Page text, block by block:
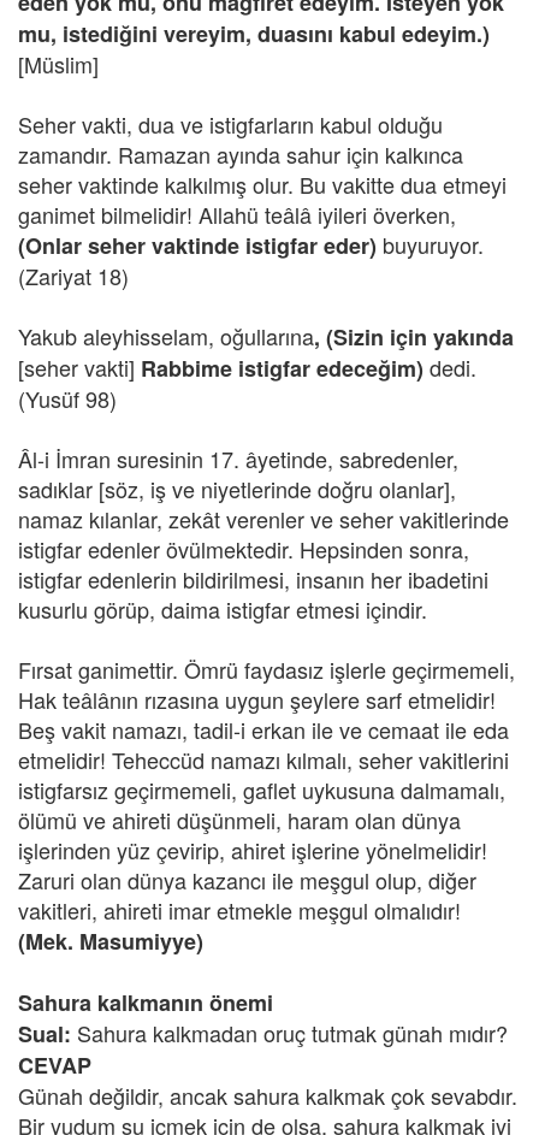
mu, istediğini vereyim, duasını kabul edeyim.)
[Müslim]
Seher vakti, dua ve istigfarların kabul olduğu
zamandır. Ramazan ayında sahur için kalkınca
seher vaktinde kalkılmış olur. Bu vakitte dua etmeyi
ganimet bilmelidir! Allahü teâlâ iyileri överken,
(Onlar seher vaktinde istigfar eder) buyuruyor.
(Zariyat 18)
Yakub aleyhisselam, oğullarına, (Sizin için yakında
[seher vakti] Rabbime istigfar edeceğim) dedi.
(Yusüf 98)
Âl-i İmran suresinin 17. âyetinde, sabredenler,
sadıklar [söz, iş ve niyetlerinde doğru olanlar],
namaz kılanlar, zekât verenler ve seher vakitlerinde
istigfar edenler övülmektedir. Hepsinden sonra,
istigfar edenlerin bildirilmesi, insanın her ibadetini
kusurlu görüp, daima istigfar etmesi içindir.
Fırsat ganimettir. Ömrü faydasız işlerle geçirmemeli,
Hak teâlânın rızasına uygun şeylere sarf etmelidir!
Beş vakit namazı, tadil-i erkan ile ve cemaat ile eda
etmelidir! Teheccüd namazı kılmalı, seher vakitlerini
istigfarsız geçirmemeli, gaflet uykusuna dalmamalı,
ölümü ve ahireti düşünmeli, haram olan dünya
işlerinden yüz çevirip, ahiret işlerine yönelmelidir!
Zaruri olan dünya kazancı ile meşgul olup, diğer
vakitleri, ahireti imar etmekle meşgul olmalıdır!
(Mek. Masumiyye)
Sahura kalkmanın önemi
Sual: Sahura kalkmadan oruç tutmak günah mıdır?
CEVAP
Günah değildir, ancak sahura kalkmak çok sevabdır.
Bir yudum su içmek için de olsa, sahura kalkmak iyi